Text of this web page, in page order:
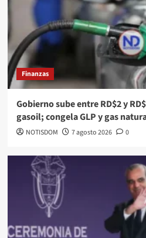
Finanzas
Gobierno sube entre RD$2 y
gasoil; congela GLP y gas
NOTISDOM 7 agosto 2026 0